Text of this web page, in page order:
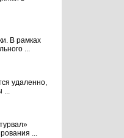
В рамках
...
удаленно,
...
...